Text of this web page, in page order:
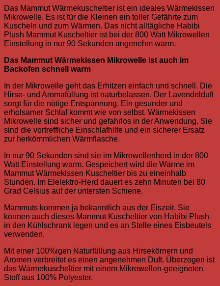
Das Mammut Wärmekuscheltier ist ein ideales Wärmekissen
Mikrowelle. Es ist für die Kleinen ein toller Gefährte zum
Kuscheln und zum Wärmen. Das nicht alltägliche Habibi
Plush Mammut Kuscheltier ist bei der 800 Watt Mikrowellen
Einstellung in nur 90 Sekunden angenehm warm.
Das Mammut Wärmekissen Mikrowelle ist auch im
Backofen schnell warm
In der Mikrowelle geht das Erhitzen einfach und schnell. Die
Hirse- und Aromafüllung ist naturbelassen. Der Lavendelduft
sorgt für die nötige Entspannung. Ein gesunder und
erholsamer Schlaf kommt wie von selbst. Wärmekissen
Mikrowelle sind sicher und gefahrlos in der Anwendung. Sie
sind die vortreffliche Einschlafhilfe und ein sicherer Ersatz
zur herkömmlichen Wärmflasche.
In nur 90 Sekunden sind sie im Mikrowellenherd in der 800
Watt Einstellung warm. Gespeichert wird die Wärme im
Mammut Wärmekissen Kuscheltier bis zu eineinhalb
Stunden. Im Elelektro-Herd dauert es zehn Minuten bei 80
Grad Celsius auf der untersten Schiene.
Mammuts kommen ja bekanntlich aus der Eiszeit. Sie
können auch dieses Mammut Kuscheltier von Habibi Plush
in den Kühlschrank legen und es an Stelle eines Eisbeutels
verwenden.
Mit einer 100%igen Naturfüllung aus Hirsekörnern und
Aromen verbreitet es einen angenehmen Duft. Überzogen ist
das Wärmekuscheltier mit einem Mikrowellen-geeigneten
Stoff aus 100% Polyester.